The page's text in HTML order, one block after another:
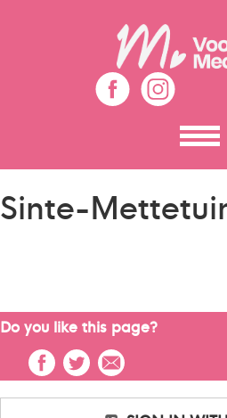
Toon
het
Sinte-
Do you like this page?